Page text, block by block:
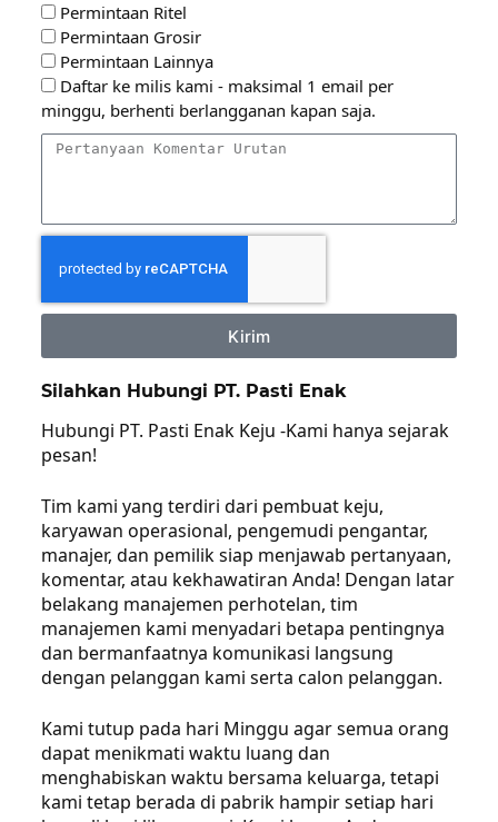
Permintaan Ritel
Permintaan Grosir
Permintaan Lainnya
Daftar ke milis kami - maksimal 1 email per
minggu, berhenti berlangganan kapan saja.
Kirim
Silahkan Hubungi PT. Pasti Enak
Hubungi PT. Pasti Enak Keju -Kami hanya sejarak
pesan!
Tim kami yang terdiri dari pembuat keju,
karyawan operasional, pengemudi pengantar,
manajer, dan pemilik siap menjawab pertanyaan,
komentar, atau kekhawatiran Anda! Dengan latar
belakang manajemen perhotelan, tim
manajemen kami menyadari betapa pentingnya
dan bermanfaatnya komunikasi langsung
dengan pelanggan kami serta calon pelanggan.
Kami tutup pada hari Minggu agar semua orang
dapat menikmati waktu luang dan
menghabiskan waktu bersama keluarga, tetapi
kami tetap berada di pabrik hampir setiap hari